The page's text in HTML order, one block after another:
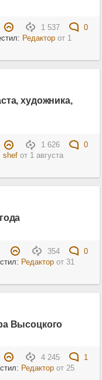
1 537
0
Редакторот 1
художника,
1 626
0
shefот 1 августа
354
0
Редакторот 31
Высоцкого
4 245
1
Редакторот 25